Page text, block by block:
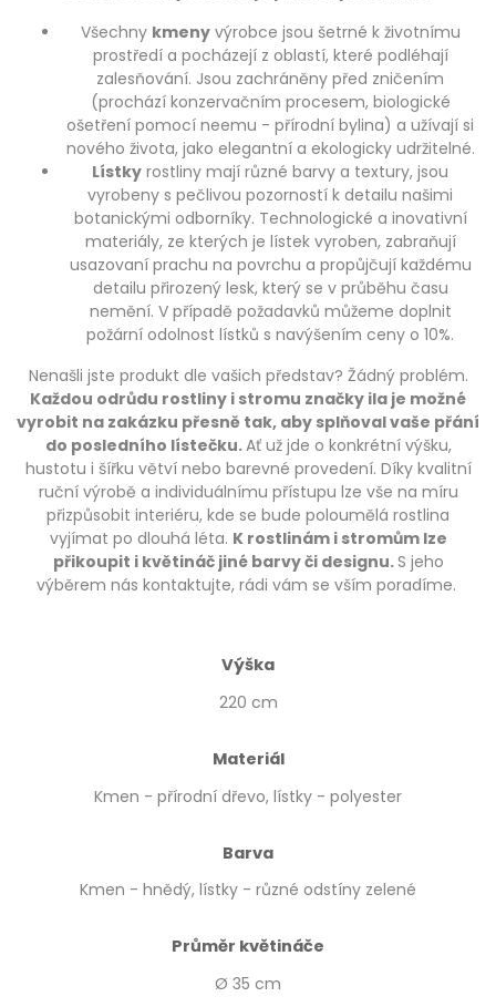
Všechny kmenyvýrobce jsou šetrné k životnímu
prostředí a pocházejí z oblastí, které podléhají
zalesňování. Jsou zachráněny před zničením
(prochází konzervačním procesem, biologické
ošetření pomocí neemu - přírodní bylina) a užívají si
nového života, jako elegantní a ekologicky udržitelné.
Lístky rostliny mají různé barvy a textury, jsou
vyrobeny s pečlivou pozorností k detailu našimi
botanickými odborníky. Technologické a inovativní
materiály, ze kterých je lístek vyroben, zabraňují
usazovaní prachu na povrchu a propůjčují každému
detailu přirozený lesk, který se v průběhu času
nemění. V případě požadavků můžeme doplnit
požární odolnost lístků s navýšením ceny o 10%.
Nenašli jste produkt dle vašich představ? Žádný problém.
Každou odrůdu rostliny i stromu značky ila je možné
vyrobit na zakázku přesně tak, aby splňoval vaše přání
do posledního lístečku.Ať už jde o konkrétní výšku,
hustotu i šířku větví nebo barevné provedení. Díky kvalitní
ruční výrobě a individuálnímu přístupu lze vše na míru
přizpůsobit interiéru, kde se bude poloumělá rostlina
vyjímat po dlouhá léta. K rostlinám i stromům lze
přikoupit i květináč jiné barvy či designu.S jeho
výběrem nás kontaktujte, rádi vám se vším poradíme.
Výška
220 cm
Materiál
Kmen - přírodní dřevo, lístky - polyester
Barva
Kmen - hnědý, lístky - různé odstíny zelené
Průměr květináče
Ø 35 cm